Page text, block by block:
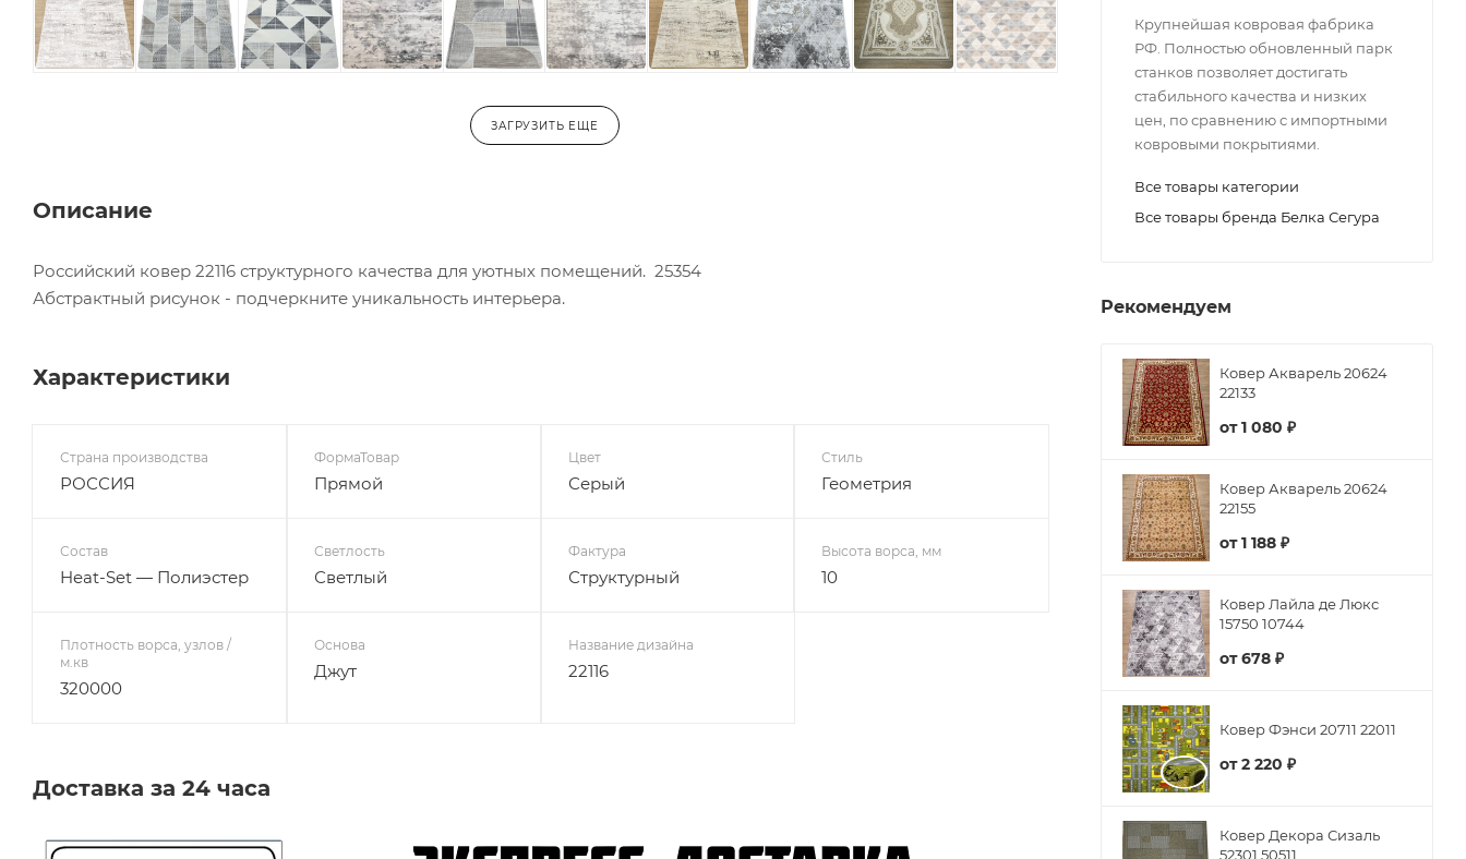
ЗАГРУЗИТЬ ЕЩЕ
Описание
Российский ковер 22116 структурного качества для уютных помещений. 25354
Абстрактный рисунок - подчеркните уникальность интерьера.
Характеристики
Страна производства
РОССИЯ
ФормаТовар
Прямой
Цвет
Серый
Стиль
Геометрия
Состав
Heat-Set — Полиэстер
Светлость
Светлый
Фактура
Структурный
Высота ворса, мм
10
Плотность ворса, узлов /
м.кв
320000
Основа
Джут
Название дизайна
22116
Доставка за 24 часа
Крупнейшая ковровая фабрика
РФ. Полностью обновленный парк
станков позволяет достигать
стабильного качества и низких
цен, по сравнению с импортными
ковровыми покрытиями.
Все товары категории
Все товары бренда Белка Сегура
Рекомендуем
Ковер Акварель 20624
22133
от1 080 ₽
Ковер Акварель 20624
22155
от1 188 ₽
Ковер Лайла де Люкс
15750 10744
от678 ₽
Ковер Фэнси 20711 22011
от2 220 ₽
Ковер Декора Сизаль
52301 50511